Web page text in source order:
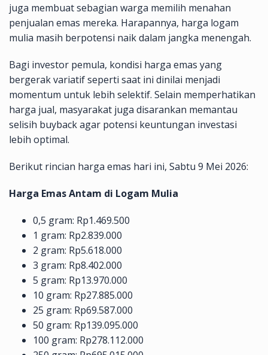
juga membuat sebagian warga memilih menahan
penjualan emas mereka. Harapannya, harga logam
mulia masih berpotensi naik dalam jangka menengah.
Bagi investor pemula, kondisi harga emas yang
bergerak variatif seperti saat ini dinilai menjadi
momentum untuk lebih selektif. Selain memperhatikan
harga jual, masyarakat juga disarankan memantau
selisih buyback agar potensi keuntungan investasi
lebih optimal.
Berikut rincian harga emas hari ini, Sabtu 9 Mei 2026:
Harga Emas Antam di Logam Mulia
0,5 gram: Rp1.469.500
1 gram: Rp2.839.000
2 gram: Rp5.618.000
3 gram: Rp8.402.000
5 gram: Rp13.970.000
10 gram: Rp27.885.000
25 gram: Rp69.587.000
50 gram: Rp139.095.000
100 gram: Rp278.112.000